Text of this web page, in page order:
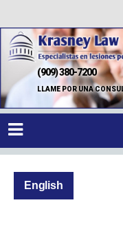
(909) 380-7200
LLAME POR UNA
English